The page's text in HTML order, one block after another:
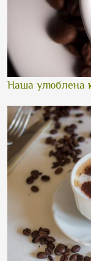
Наша улюблена